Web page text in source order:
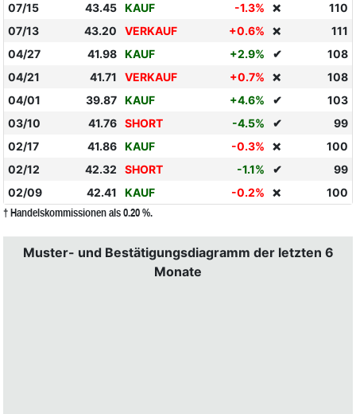
07/15
43.45 KAUF -1.3% ❌
110
07/13
43.20 VERKAUF +0.6% ❌
111
04/27
41.98 KAUF +2.9% ✔
108
04/21
41.71 VERKAUF +0.7% ❌
108
04/01
39.87 KAUF +4.6% ✔
103
03/10
41.76 SHORT -4.5% ✔
99
02/17
41.86 KAUF -0.3% ❌
100
02/12
42.32 SHORT -1.1% ✔
99
02/09
42.41 KAUF -0.2% ❌ 100
† Handelskommissionen als 0.20 %.
Muster- und Bestätigungsdiagramm der letzten 6
Monate